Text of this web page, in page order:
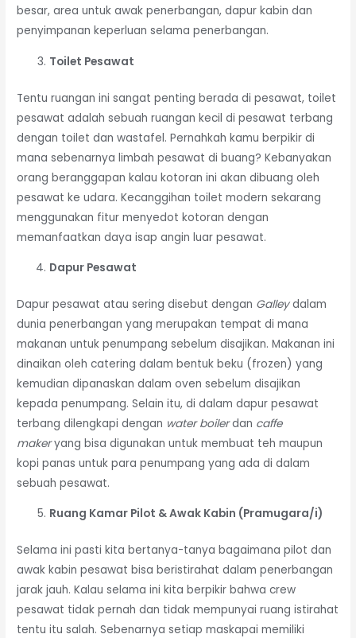
besar, area untuk awak penerbangan, dapur kabin dan
penyimpanan keperluan selama penerbangan.
Toilet Pesawat
Tentu ruangan ini sangat penting berada di pesawat, toilet
pesawat adalah sebuah ruangan kecil di pesawat terbang
dengan toilet dan wastafel. Pernahkah kamu berpikir di
mana sebenarnya limbah pesawat di buang? Kebanyakan
orang beranggapan kalau kotoran ini akan dibuang oleh
pesawat ke udara. Kecanggihan toilet modern sekarang
menggunakan fitur menyedot kotoran dengan
memanfaatkan daya isap angin luar pesawat.
Dapur Pesawat
Dapur pesawat atau sering disebut dengan Galleydalam
dunia penerbangan yang merupakan tempat di mana
makanan untuk penumpang sebelum disajikan. Makanan ini
dinaikan oleh catering dalam bentuk beku (frozen) yang
kemudian dipanaskan dalam oven sebelum disajikan
kepada penumpang. Selain itu, di dalam dapur pesawat
terbang dilengkapi dengan water boilerdan caffe
makeryang bisa digunakan untuk membuat teh maupun
kopi panas untuk para penumpang yang ada di dalam
sebuah pesawat.
Ruang Kamar Pilot & Awak Kabin (Pramugara/i)
Selama ini pasti kita bertanya-tanya bagaimana pilot dan
awak kabin pesawat bisa beristirahat dalam penerbangan
jarak jauh. Kalau selama ini kita berpikir bahwa crew
pesawat tidak pernah dan tidak mempunyai ruang istirahat
tentu itu salah. Sebenarnya setiap maskapai memiliki